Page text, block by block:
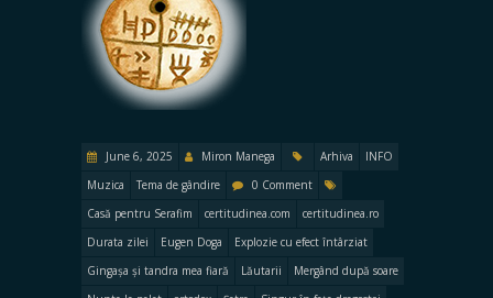
June 6, 2025 Miron Manega Arhiva
INFO
Muzica
Tema de gândire
0 Comment
Casă pentru Serafim
certitudinea.com
certitudinea.ro
Durata zilei
Eugen Doga
Explozie cu efect întârziat
Gingașa și tandra mea fiară
Lăutarii
Mergând după soare